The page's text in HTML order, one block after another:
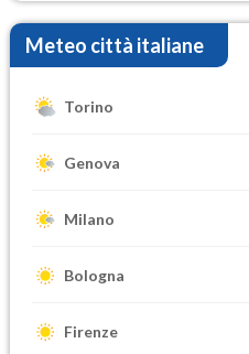
Meteo città italiane
Torino
Genova
Milano
Bologna
Firenze